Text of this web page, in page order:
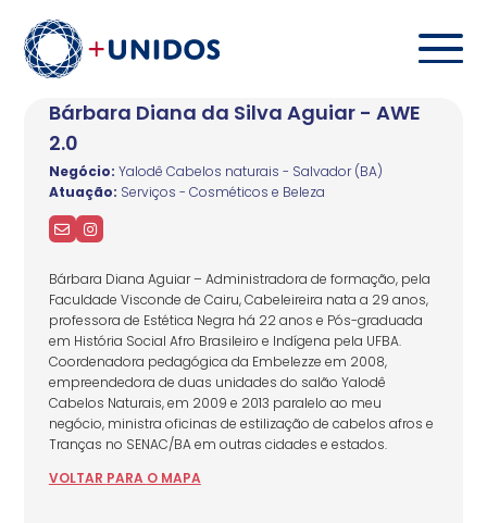
Bárbara Diana da Silva Aguiar - AWE
2.0
Negócio: Yalodê Cabelos naturais - Salvador (BA)
Atuação: Serviços - Cosméticos e Beleza
Bárbara Diana Aguiar – Administradora de formação, pela
Faculdade Visconde de Cairu, Cabeleireira nata a 29 anos,
professora de Estética Negra há 22 anos e Pós-graduada
em História Social Afro Brasileiro e Indígena pela UFBA.
Coordenadora pedagógica da Embelezze em 2008,
empreendedora de duas unidades do salão Yalodê
Cabelos Naturais, em 2009 e 2013 paralelo ao meu
negócio, ministra oficinas de estilização de cabelos afros e
Tranças no SENAC/BA em outras cidades e estados.
VOLTAR PARA O MAPA